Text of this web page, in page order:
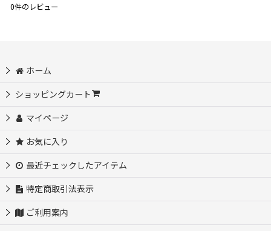
0件のレビュー
ホーム
ショッピングカート
マイページ
お気に入り
最近チェックしたアイテム
特定商取引法表示
ご利用案内